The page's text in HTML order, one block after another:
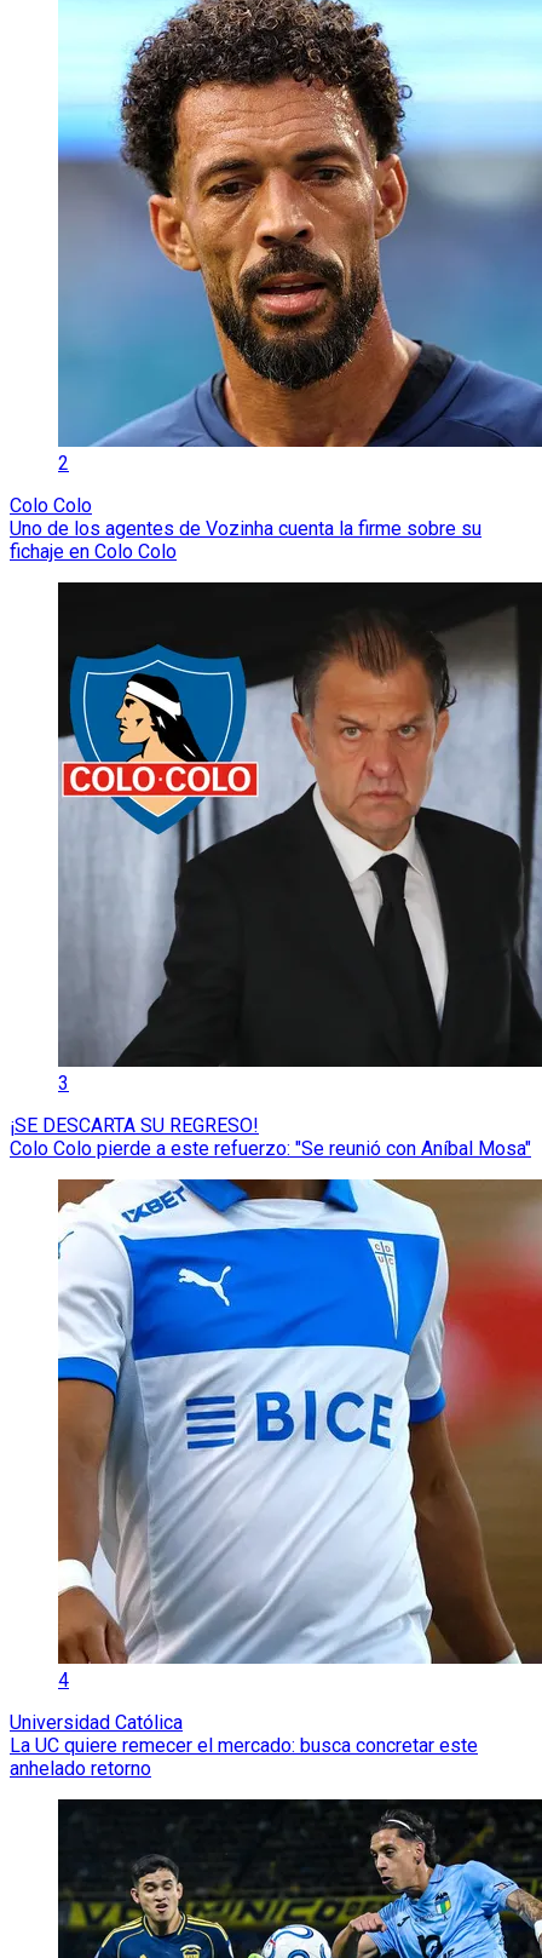
2
Colo Colo
Uno de los agentes de Vozinha cuenta la firme sobre su
fichaje en Colo Colo
3
¡SE DESCARTA SU REGRESO!
Colo Colo pierde a este refuerzo: "Se reunió con Aníbal Mosa"
4
Universidad Católica
La UC quiere remecer el mercado: busca concretar este
anhelado retorno